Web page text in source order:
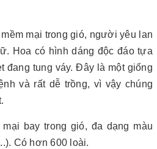
mại trong gió, người yêu lan
Hoa có hình dáng độc đáo tựa
đang tung váy. Đây là một giống
và rất dễ trồng, vì vậy chúng
mại bay trong gió, đa dạng màu
Có hơn 600 loài.